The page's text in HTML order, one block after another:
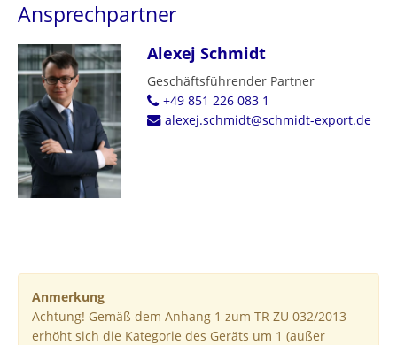
Ansprechpartner
Alexej Schmidt
Geschäftsführender Partner
+49 851 226 083 1
alexej.schmidt@schmidt-export.de
Anmerkung
Achtung! Gemäß dem Anhang 1 zum TR ZU 032/2013
erhöht sich die Kategorie des Geräts um 1 (außer